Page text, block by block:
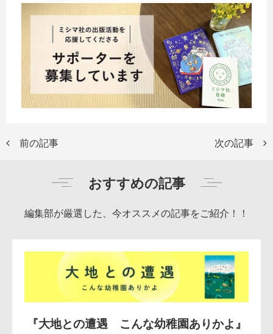
前の記事 次の記事
おすすめの記事
編集部が厳選した、今オススメの記事をご紹介！！
『大地との遭遇 こんな幼稚園ありかよ』